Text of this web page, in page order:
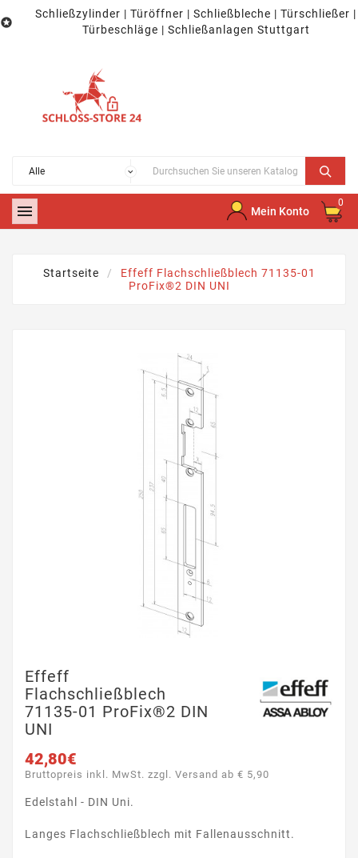

Schließzylinder | Türöffner | Schließbleche | Türschließer |
Türbeschläge | Schließanlagen Stuttgart
 Mein Konto
0
Startseite
Effeff Flachschließblech 71135-01
ProFix®2 DIN UNI
Effeff
Flachschließblech
71135-01 ProFix®2 DIN
UNI
42,80€
Bruttopreis inkl. MwSt. zzgl. Versand ab € 5,90
Edelstahl - DIN Uni.
Langes Flachschließblech mit Fallenausschnitt.